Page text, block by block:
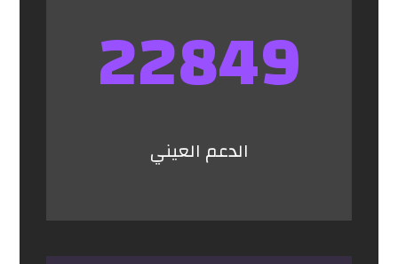
22849
الدعم العيني